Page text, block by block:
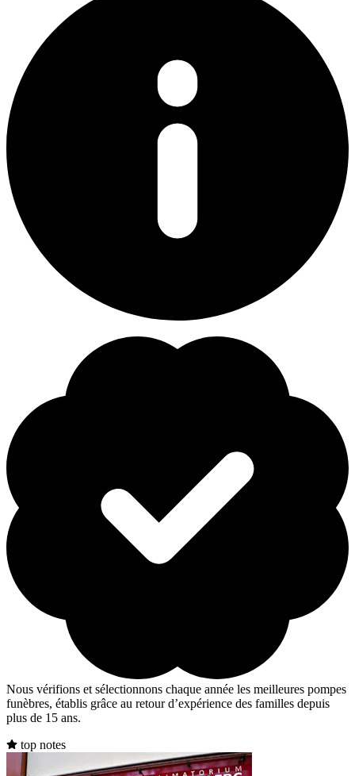
Nous vérifions et sélectionnons chaque année les meilleures pompes
funèbres, établis grâce au retour d’expérience des familles depuis
plus de 15 ans.
top notes